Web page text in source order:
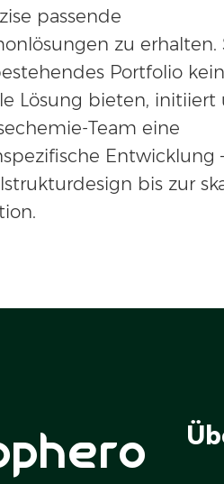
passende
zu erhalten.
Portfolio
Lösung bieten, initiiert
Team eine
Entwicklung
bis zur